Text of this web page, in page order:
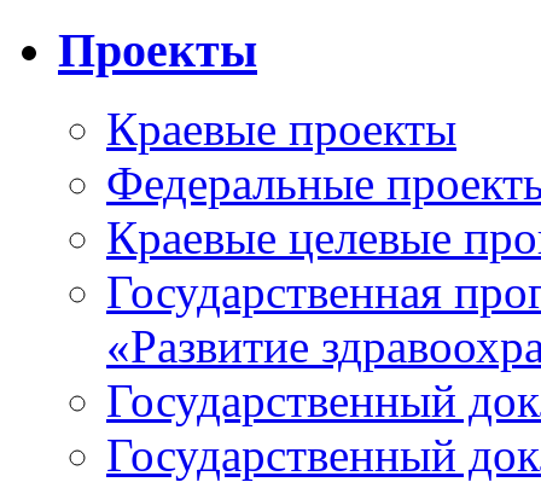
Проекты
Краевые проекты
Федеральные
Краевые целевые
Государственная
«Развитие
Государственный
Государственный